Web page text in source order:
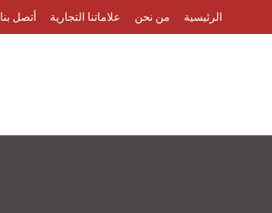
الرئيسية من نحن علاماتنا التجارية أتصل بنا